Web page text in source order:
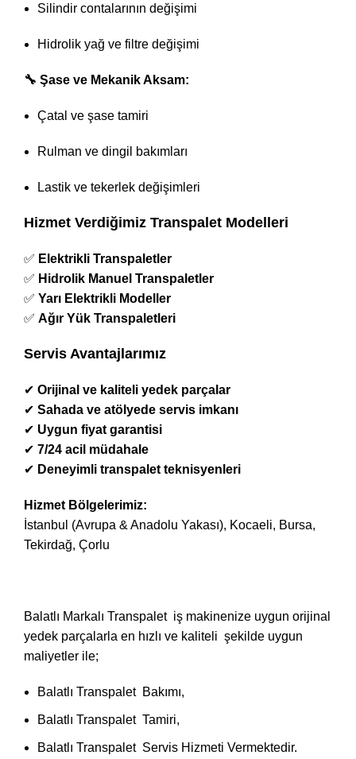
Silindir contalarının değişimi
Hidrolik yağ ve filtre değişimi
🔧 Şase ve Mekanik Aksam:
Çatal ve şase tamiri
Rulman ve dingil bakımları
Lastik ve tekerlek değişimleri
Hizmet Verdiğimiz Transpalet Modelleri
✅ Elektrikli Transpaletler
✅ Hidrolik Manuel Transpaletler
✅ Yarı Elektrikli Modeller
✅ Ağır Yük Transpaletleri
Servis Avantajlarımız
✔ Orijinal ve kaliteli yedek parçalar
✔ Sahada ve atölyede servis imkanı
✔ Uygun fiyat garantisi
✔ 7/24 acil müdahale
✔ Deneyimli transpalet teknisyenleri
Hizmet Bölgelerimiz:
İstanbul (Avrupa & Anadolu Yakası), Kocaeli, Bursa,
Tekirdağ, Çorlu
Balatlı Markalı Transpalet iş makinenize uygun orijinal
yedek parçalarla en hızlı ve kaliteli şekilde uygun
maliyetler ile;
Balatlı Transpalet Bakımı,
Balatlı Transpalet Tamiri,
Balatlı Transpalet Servis Hizmeti Vermektedir.